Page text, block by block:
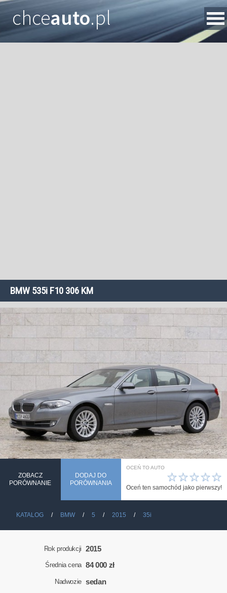
chceauto.pl
BMW 535i F10 306 KM
ZOBACZ
PORÓWNANIE
DODAJ DO
PORÓWNANIA
OCEŃ TO AUTO
☆
☆
☆
☆
☆
Oceń ten samochód jako pierwszy!
KATALOG BMW 5 2015 35i
Rok produkcji 2015
Średnia cena 84 000 zł
Nadwozie sedan